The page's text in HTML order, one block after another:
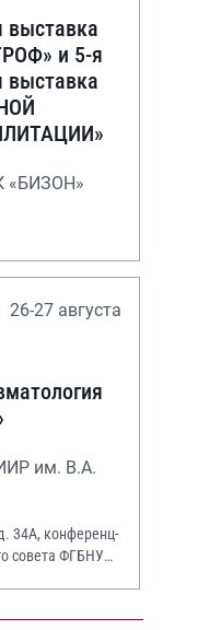
выставка
и 5-я
выставка
«БИЗОН»
26-27 августа
им. В.А.
34А, конференц-
совета ФГБНУ